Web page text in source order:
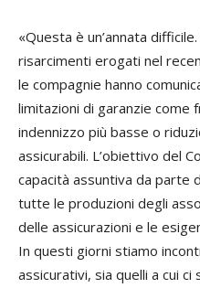
«Questa è un’annata
risarcimenti erogati nel
le compagnie hanno
limitazioni di garanzie come
indennizzo più basse o
assicurabili. L’obiettivo del
capacità assuntiva da parte
tutte le produzioni degli
delle assicurazioni e le
In questi giorni stiamo
assicurativi, sia quelli a cui